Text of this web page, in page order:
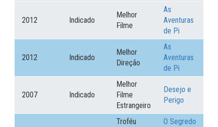
2012 Indicado
Melhor
Filme
As
Aventuras
de Pi
2012 Indicado
Melhor
Direção
As
Aventuras
de Pi
2007 Indicado
Melhor
Filme
Estrangeiro
Desejo e
Perigo
Troféu
O Segredo